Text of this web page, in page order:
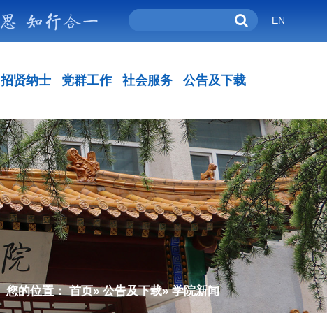
EN
招贤纳士 党群工作 社会服务 公告及下载
您的位置： 首页»公告及下载» 学院新闻